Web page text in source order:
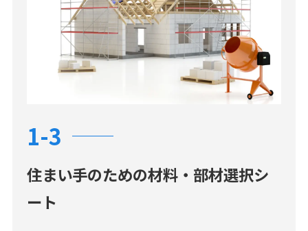
1-3
住まい手のための材料・部材選択シ
ート